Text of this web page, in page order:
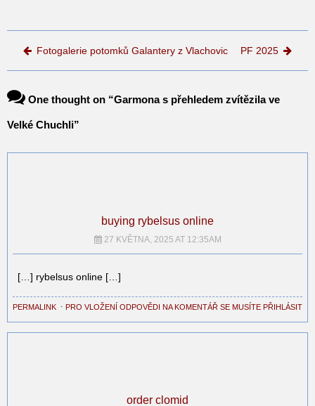
Post navigation
Fotogalerie potomků Galantery z Vlachovic PF 2025
One thought on “Garmona s přehledem zvítězila ve
Velké Chuchli”
buying rybelsus online
27 KVĚTNA, 2025 AT 12:35AM
[…] rybelsus online […]
PERMALINK ⋅ PRO VLOŽENÍ ODPOVĚDI NA KOMENTÁŘ SE MUSÍTE PŘIHLÁSIT
order clomid